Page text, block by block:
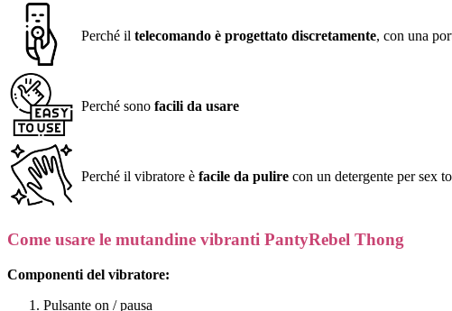
Perché il telecomando è progettato discretamente, con una
Perché sono facili da usare
Perché il vibratore è facile da pulire con un detergente per sex
Come usare le mutandine vibranti PantyRebel Thong
Componenti del vibratore:
Pulsante on / pausa